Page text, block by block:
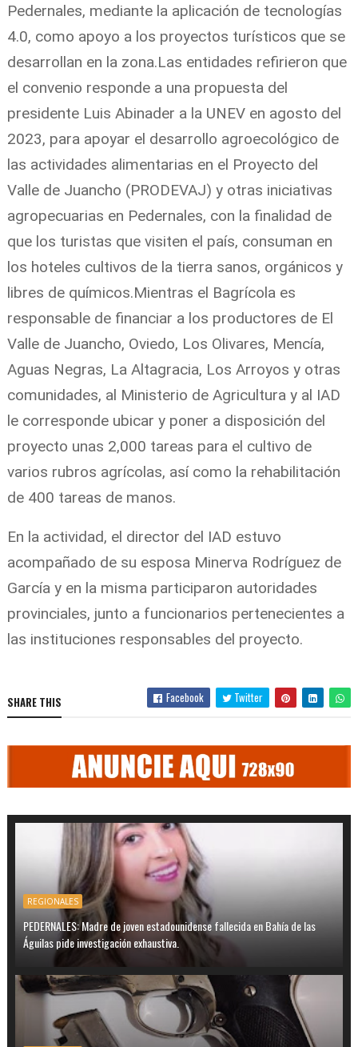
Pedernales, mediante la aplicación de tecnologías
4.0, como apoyo a los proyectos turísticos que se
desarrollan en la zona.Las entidades refirieron que
el convenio responde a una propuesta del
presidente Luis Abinader a la UNEV en agosto del
2023, para apoyar el desarrollo agroecológico de
las actividades alimentarias en el Proyecto del
Valle de Juancho (PRODEVAJ) y otras iniciativas
agropecuarias en Pedernales, con la finalidad de
que los turistas que visiten el país, consuman en
los hoteles cultivos de la tierra sanos, orgánicos y
libres de químicos.Mientras el Bagrícola es
responsable de financiar a los productores de El
Valle de Juancho, Oviedo, Los Olivares, Mencía,
Aguas Negras, La Altagracia, Los Arroyos y otras
comunidades, al Ministerio de Agricultura y al IAD
le corresponde ubicar y poner a disposición del
proyecto unas 2,000 tareas para el cultivo de
varios rubros agrícolas, así como la rehabilitación
de 400 tareas de manos.
En la actividad, el director del IAD estuvo
acompañado de su esposa Minerva Rodríguez de
García y en la misma participaron autoridades
provinciales, junto a funcionarios pertenecientes a
las instituciones responsables del proyecto.
SHARE THIS Facebook Twitter
REGIONALES
PEDERNALES: Madre de joven estadounidense fallecida en Bahía de las
Águilas pide investigación exhaustiva.